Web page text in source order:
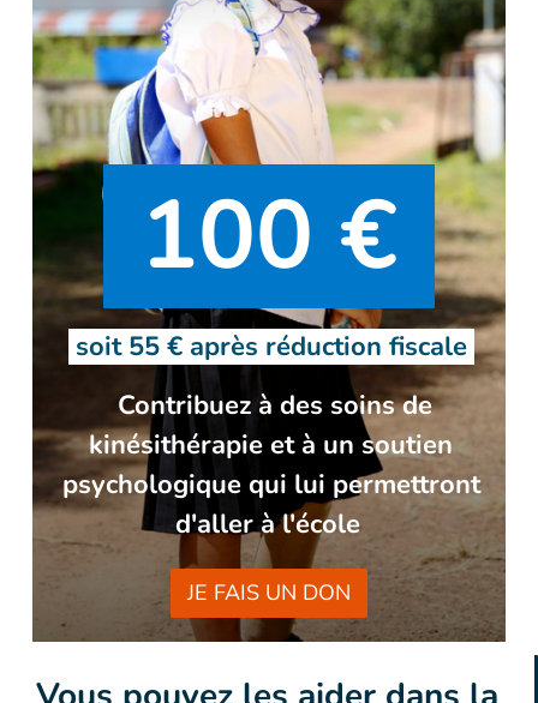
100 €
soit 55 € après réduction fiscale
Contribuez à des soins de
kinésithérapie et à un soutien
psychologique qui lui permettront
d'aller à l'école
JE FAIS UN DON